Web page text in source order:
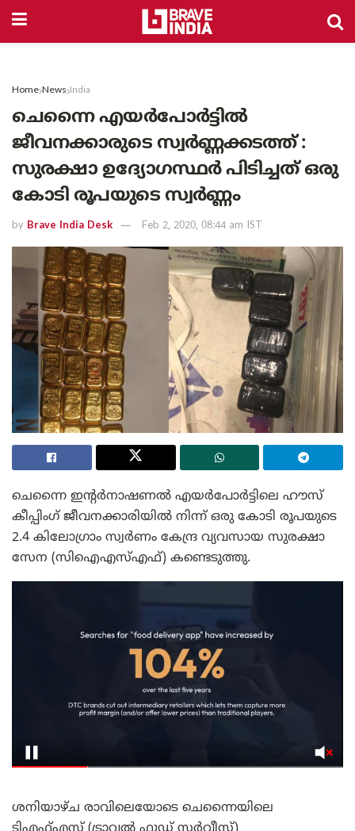
Home News India
ചെന്നൈ എയർപോർട്ടിൽ
ജീവനക്കാരുടെ സ്വർണ്ണക്കടത്ത് :
സുരക്ഷാ ഉദ്യോഗസ്ഥർ പിടിച്ചത് ഒരു
കോടി രൂപയുടെ സ്വർണ്ണം
by Brave India Desk Feb 2, 2020, 08:44 am IST
ചെന്നൈ ഇന്റർനാഷണൽ എയർപോർട്ടിലെ ഹൗസ്
കീപ്പിംഗ് ജീവനക്കാരിയിൽ നിന്ന് ഒരു കോടി രൂപയുടെ
2.4 കിലോഗ്രാം സ്വർണം കേന്ദ്ര വ്യവസായ സുരക്ഷാ
സേന (സിഐഎസ്എഫ്) കണ്ടെടുത്തു.
ശനിയാഴ്ച രാവിലെയോടെ ചെന്നൈയിലെ